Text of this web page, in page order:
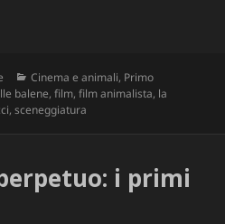
di Paolo Ricci
Categorie
Cinema e animali, Primo
balene,film,film animalista, la
,sceneggiatura
i primi